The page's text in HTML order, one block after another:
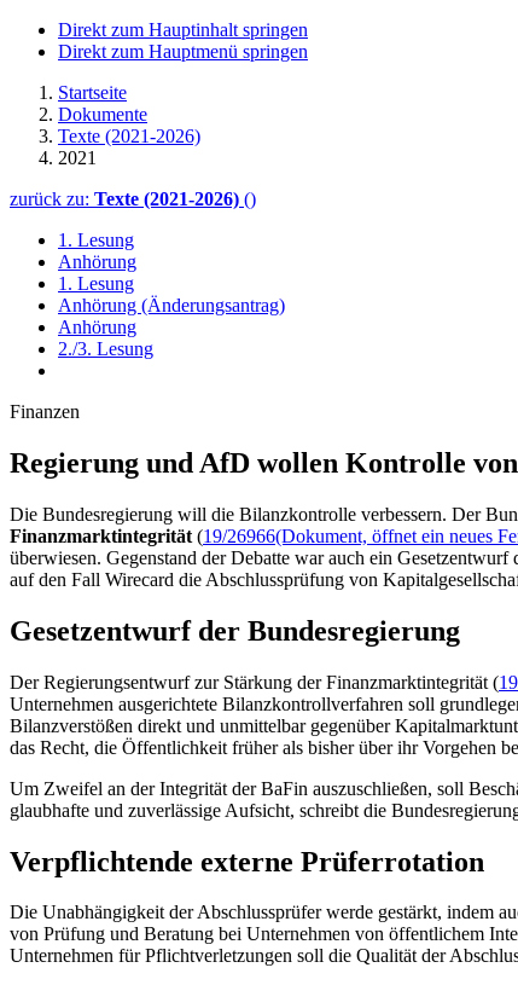
Direkt zum Hauptinhalt springen
Direkt zum Hauptmenü springen
Startseite
Dokumente
Texte (2021-2026)
2021
zurück zu: Texte (2021-2026) ()
1. Lesung
Anhörung
1. Lesung
Anhörung (Änderungsantrag)
Anhörung
2./3. Lesung
Finanzen
Regierung und AfD wollen Kontrolle
Die Bundesregierung will die Bilanzkontrolle verbessern. Der
Finanzmarktintegrität (19/26966(Dokument, öffnet ein neues
überwiesen. Gegenstand der Debatte war auch ein
auf den Fall Wirecard die Abschlussprüfung von
Gesetzentwurf der Bundesregierung
Der Regierungsentwurf zur Stärkung der Finanzmarktintegrität (
Unternehmen ausgerichtete Bilanzkontrollverfahren soll
Bilanzverstößen direkt und unmittelbar gegenüber
das Recht, die Öffentlichkeit früher als bisher über ihr Vorgehen
Um Zweifel an der Integrität der BaFin auszuschließen, soll
glaubhafte und zuverlässige Aufsicht, schreibt die
Verpflichtende externe Prüferrotation
Die Unabhängigkeit der Abschlussprüfer werde gestärkt, indem
von Prüfung und Beratung bei Unternehmen von öffentlichem
Unternehmen für Pflichtverletzungen soll die Qualität der